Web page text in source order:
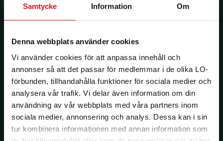
Samtycke Information Om
Denna webbplats använder cookies
Vi använder cookies för att anpassa innehåll och
annonser så att det passar för medlemmar i de olika LO-
förbunden, tillhandahålla funktioner för sociala medier och
analysera vår trafik. Vi delar även information om din
användning av vår webbplats med våra partners inom
sociala medier, annonsering och analys. Dessa kan i sin
tur kombinera informationen med annan information som